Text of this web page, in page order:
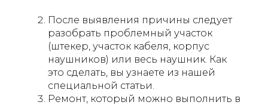
После выявления причины следует
разобрать проблемный участок
(штекер, участок кабеля, корпус
наушников) или весь наушник. Как
это сделать, вы узнаете из нашей
специальной статьи.
Ремонт, который можно выполнить в